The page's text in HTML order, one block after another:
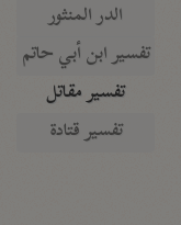
الدر المنثور
تفسير ابن أبي حاتم
تفسير مقاتل
تفسير قتادة